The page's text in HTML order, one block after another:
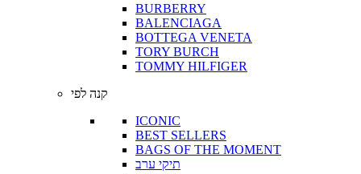
BURBERRY
BALENCIAGA
BOTTEGA VENETA
TORY BURCH
TOMMY HILFIGER
קנה לפי
ICONIC
BEST SELLERS
BAGS OF THE MOMENT
תיקי ערב